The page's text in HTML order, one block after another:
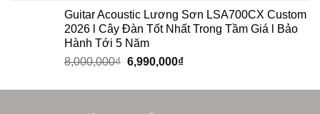
Guitar Acoustic Lương Sơn LSA700CX Custom
2026 l Cây Đàn Tốt Nhất Trong Tầm Giá l Bảo
Hành Tới 5 Năm
8,000,000₫ 6,990,000₫